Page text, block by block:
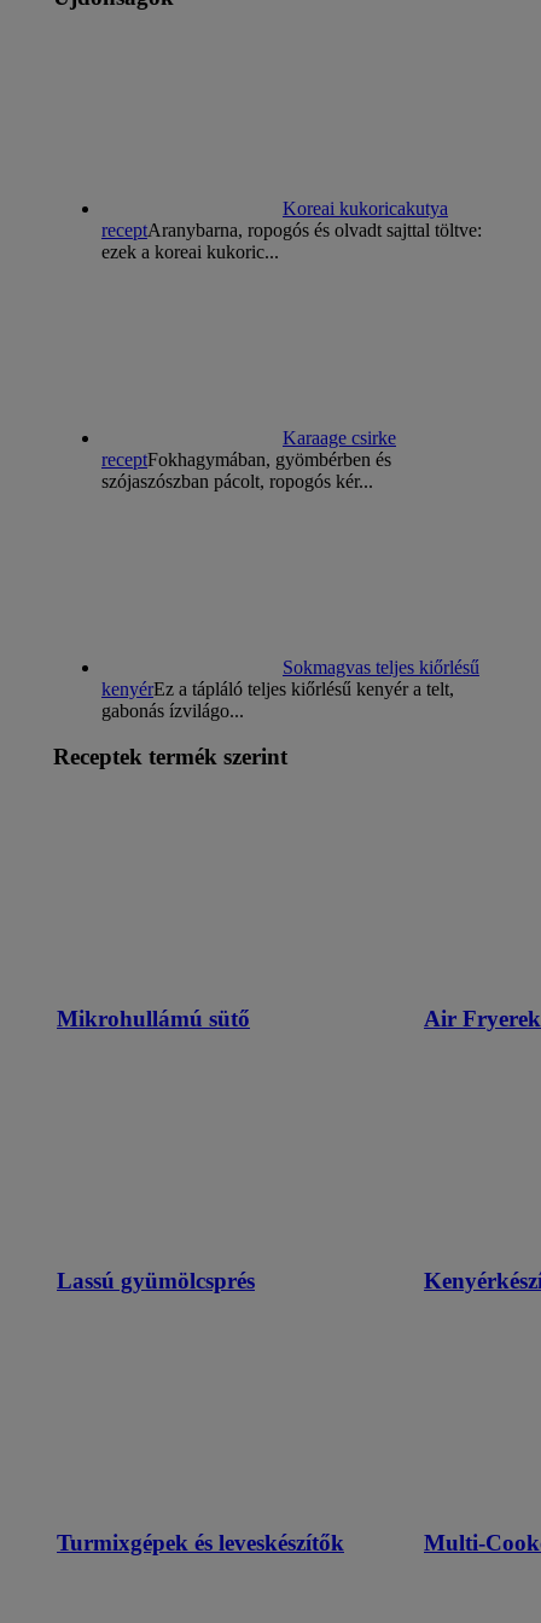
Koreai kukoricakutya
receptAranybarna, ropogós és olvadt sajttal töltve:
ezek a koreai kukoric...
Karaage csirke
receptFokhagymában, gyömbérben és
szójaszószban pácolt, ropogós kér...
Sokmagvas teljes kiőrlésű
kenyérEz a tápláló teljes kiőrlésű kenyér a telt,
gabonás ízvilágo...
Receptek termék szerint
Mikrohullámú sütő Air Fryerek
Lassú gyümölcsprés
Turmixgépek és leveskészítők Multi-